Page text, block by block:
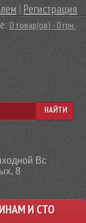
|Регистрация
0 товар(ов) - 0 грн.
Вс
8
НАЙТИ
И СТО